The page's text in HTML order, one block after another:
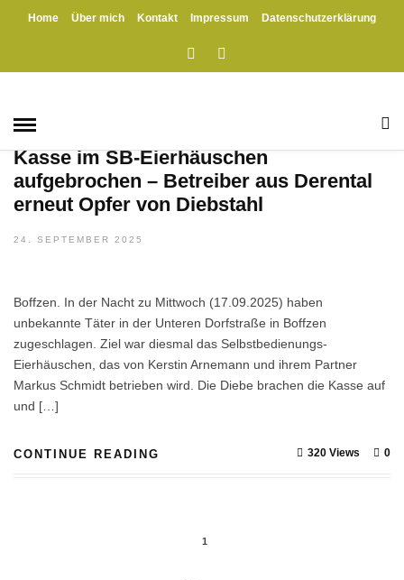
Home Über mich Kontakt Impressum
Datenschutzerklärung
Vandalismus
BOFFZEN
Kasse im SB-Eierhäuschen
aufgebrochen – Betreiber aus Derental
erneut Opfer von Diebstahl
24. SEPTEMBER 2025
Boffzen. In der Nacht zu Mittwoch (17.09.2025) haben
unbekannte Täter in der Unteren Dorfstraße in Boffzen
zugeschlagen. Ziel war diesmal das Selbstbedienungs-
Eierhäuschen, das von Kerstin Arnemann und ihrem Partner
Markus Schmidt betrieben wird. Die Diebe brachen die Kasse auf
und […]
CONTINUE READING 0
320 Views
1